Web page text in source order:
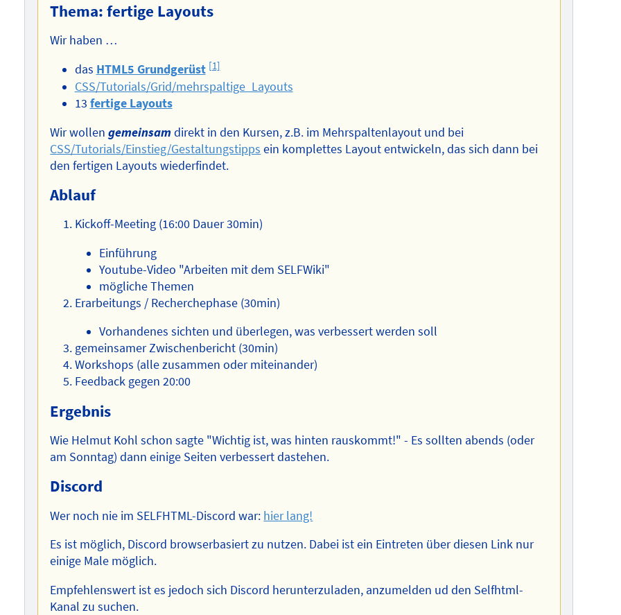
Thema: fertige Layouts
Wir haben …
das HTML5 Grundgerüst [1]
CSS/Tutorials/Grid/mehrspaltige_Layouts
13 fertige Layouts
Wir wollengemeinsamdirekt in den Kursen, z.B. im Mehrspaltenlayout und bei
CSS/Tutorials/Einstieg/Gestaltungstipps ein komplettes Layout entwickeln, das sich dann bei
den fertigen Layouts wiederfindet.
Ablauf
Kickoff-Meeting (16:00 Dauer 30min)
Einführung
Youtube-Video "Arbeiten mit dem SELFWiki"
mögliche Themen
Erarbeitungs / Recherchephase (30min)
Vorhandenes sichten und überlegen, was verbessert werden soll
gemeinsamer Zwischenbericht (30min)
Workshops (alle zusammen oder miteinander)
Feedback gegen 20:00
Ergebnis
Wie Helmut Kohl schon sagte "Wichtig ist, was hinten rauskommt!" - Es sollten abends (oder
am Sonntag) dann einige Seiten verbessert dastehen.
Discord
Wer noch nie im SELFHTML-Discord war: hier lang!
Es ist möglich, Discord browserbasiert zu nutzen. Dabei ist ein Eintreten über diesen Link nur
einige Male möglich.
Empfehlenswert ist es jedoch sich Discord herunterzuladen, anzumelden ud den Selfhtml-
Kanal zu suchen.